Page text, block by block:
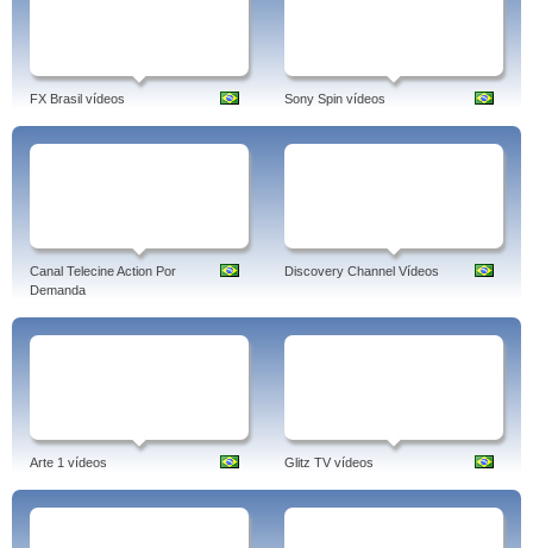
FX Brasil vídeos Sony Spin vídeos
Canal Telecine Action Por
Demanda
Discovery Channel Vídeos
Arte 1 vídeos Glitz TV vídeos